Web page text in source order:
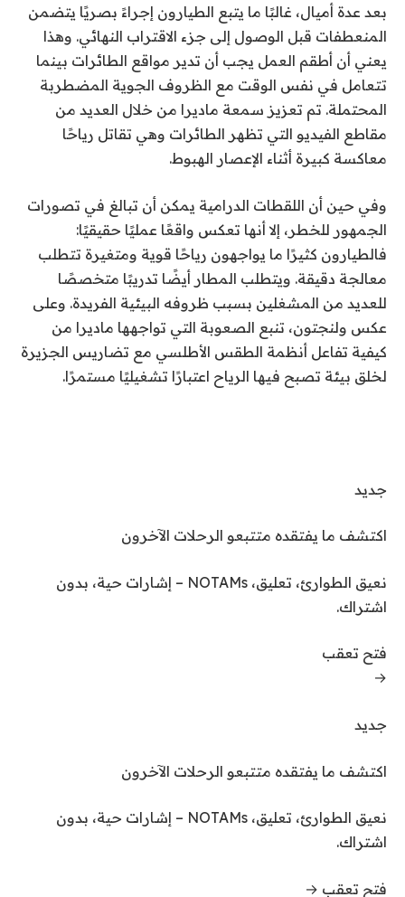
بعد عدة أميال، غالبًا ما يتبع الطيارون إجراءً بصريًا يتضمن
المنعطفات قبل الوصول إلى جزء الاقتراب النهائي. وهذا
يعني أن أطقم العمل يجب أن تدير مواقع الطائرات بينما
تتعامل في نفس الوقت مع الظروف الجوية المضطربة
المحتملة. تم تعزيز سمعة ماديرا من خلال العديد من
مقاطع الفيديو التي تظهر الطائرات وهي تقاتل رياحًا
معاكسة كبيرة أثناء الإعصار الهبوط.
وفي حين أن اللقطات الدرامية يمكن أن تبالغ في تصورات
الجمهور للخطر، إلا أنها تعكس واقعًا عمليًا حقيقيًا:
فالطيارون كثيرًا ما يواجهون رياحًا قوية ومتغيرة تتطلب
معالجة دقيقة. ويتطلب المطار أيضًا تدريبًا متخصصًا
للعديد من المشغلين بسبب ظروفه البيئية الفريدة. وعلى
عكس ولنجتون، تنبع الصعوبة التي تواجهها ماديرا من
كيفية تفاعل أنظمة الطقس الأطلسي مع تضاريس الجزيرة
لخلق بيئة تصبح فيها الرياح اعتبارًا تشغيليًا مستمرًا.
جديد
اكتشف ما يفتقده متتبعو الرحلات الآخرون
نعيق الطوارئ، تعليق، NOTAMs – إشارات حية، بدون
اشتراك.
فتح تعقب
→
جديد
اكتشف ما يفتقده متتبعو الرحلات الآخرون
نعيق الطوارئ، تعليق، NOTAMs – إشارات حية، بدون
اشتراك.
فتح تعقب →